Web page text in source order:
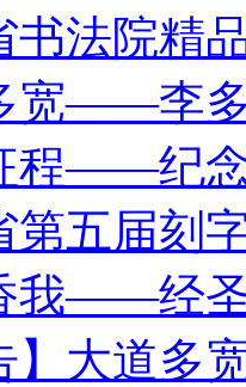
书法院精
宽——李
程——纪
第五届刻
我——经
】大道